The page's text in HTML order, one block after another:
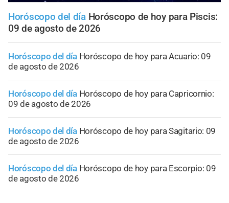
Horóscopo del día Horóscopo de hoy para Piscis:
09 de agosto de 2026
Horóscopo del día Horóscopo de hoy para Acuario: 09
de agosto de 2026
Horóscopo del día Horóscopo de hoy para Capricornio:
09 de agosto de 2026
Horóscopo del día Horóscopo de hoy para Sagitario: 09
de agosto de 2026
Horóscopo del día Horóscopo de hoy para Escorpio: 09
de agosto de 2026